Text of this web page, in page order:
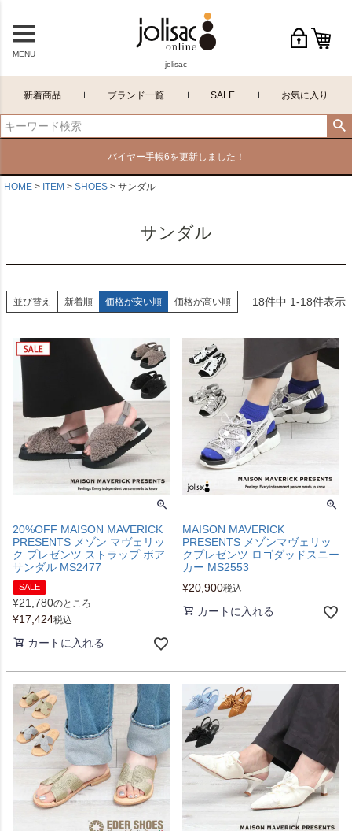
MENU
jolisac
新着商品 ブランド一覧 SALE お気に入り
バイヤー手帳6を更新しました！
HOME ITEM SHOES サンダル
サンダル
並び替え 新着順 価格が安い順 価格が高い順 18件中 1-18件表示
20%OFF MAISON MAVERICK
PRESENTS メゾン マヴェリッ
ク プレゼンツ ストラップ ボア
サンダル MS2477
SALE
¥21,780のところ
¥17,424税込
カートに入れる
MAISON MAVERICK
PRESENTS メゾンマヴェリッ
クプレゼンツ ロゴダッドスニー
カー MS2553
¥20,900税込
カートに入れる